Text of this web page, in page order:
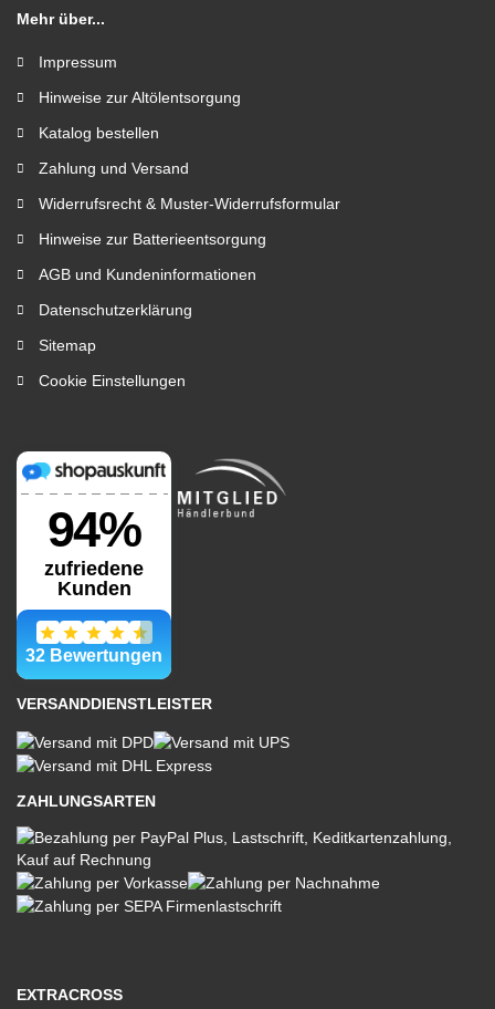
Mehr über...
Impressum
Hinweise zur Altölentsorgung
Katalog bestellen
Zahlung und Versand
Widerrufsrecht & Muster-Widerrufsformular
Hinweise zur Batterieentsorgung
AGB und Kundeninformationen
Datenschutzerklärung
Sitemap
Cookie Einstellungen
VERSANDDIENSTLEISTER
ZAHLUNGSARTEN
EXTRACROSS